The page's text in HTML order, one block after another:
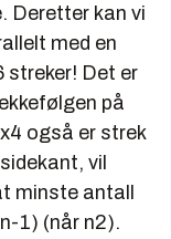
Deretter kan vi
med en
streker! Det er
på
også er strek
vil
minste antall
1) (når n2).